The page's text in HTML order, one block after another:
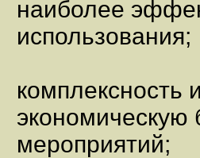
наиболее
использования;
комплексность
экономическую
мероприятий;